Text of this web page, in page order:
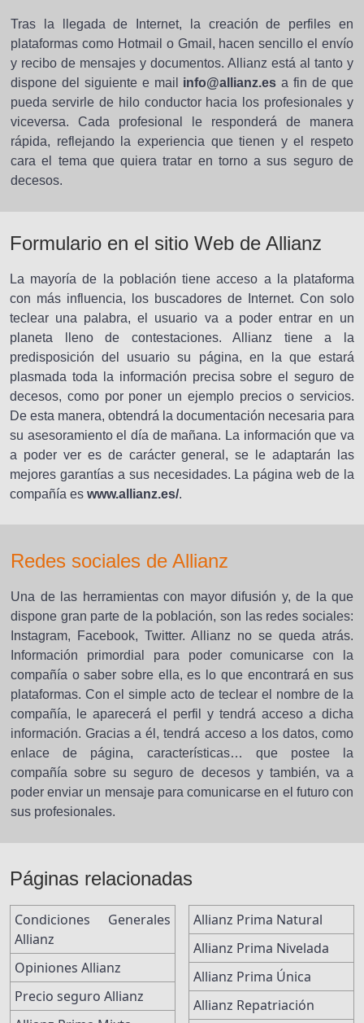
Tras la llegada de Internet, la creación de perfiles en
plataformas como Hotmail o Gmail, hacen sencillo el envío
y recibo de mensajes y documentos. Allianz está al tanto y
dispone del siguiente e mail info@allianz.esa fin de que
pueda servirle de hilo conductor hacia los profesionales y
viceversa. Cada profesional le responderá de manera
rápida, reflejando la experiencia que tienen y el respeto
cara el tema que quiera tratar en torno a sus seguro de
decesos.
Formulario en el sitio Web de Allianz
La mayoría de la población tiene acceso a la plataforma
con más influencia, los buscadores de Internet. Con solo
teclear una palabra, el usuario va a poder entrar en un
planeta lleno de contestaciones. Allianz tiene a la
predisposición del usuario su página, en la que estará
plasmada toda la información precisa sobre el seguro de
decesos, como por poner un ejemplo precios o servicios.
De esta manera, obtendrá la documentación necesaria para
su asesoramiento el día de mañana. La información que va
a poder ver es de carácter general, se le adaptarán las
mejores garantías a sus necesidades. La página web de la
compañía es www.allianz.es/.
Redes sociales de Allianz
Una de las herramientas con mayor difusión y, de la que
dispone gran parte de la población, son las redes sociales:
Instagram, Facebook, Twitter. Allianz no se queda atrás.
Información primordial para poder comunicarse con la
compañía o saber sobre ella, es lo que encontrará en sus
plataformas. Con el simple acto de teclear el nombre de la
compañía, le aparecerá el perfil y tendrá acceso a dicha
información. Gracias a él, tendrá acceso a los datos, como
enlace de página, características… que postee la
compañía sobre su seguro de decesos y también, va a
poder enviar un mensaje para comunicarse en el futuro con
sus profesionales.
Páginas relacionadas
Condiciones Generales
Allianz
Opiniones Allianz
Precio seguro Allianz
Allianz Prima Natural
Allianz Prima Nivelada
Allianz Prima Única
Allianz Repatriación